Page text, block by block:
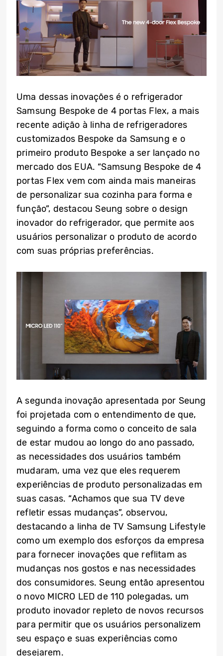
Uma dessas inovações é o refrigerador
Samsung Bespoke de 4 portas Flex, a mais
recente adição à linha de refrigeradores
customizados Bespoke da Samsung e o
primeiro produto Bespoke a ser lançado no
mercado dos EUA. “Samsung Bespoke de 4
portas Flex vem com ainda mais maneiras
de personalizar sua cozinha para forma e
função”, destacou Seung sobre o design
inovador do refrigerador, que permite aos
usuários personalizar o produto de acordo
com suas próprias preferências.
A segunda inovação apresentada por Seung
foi projetada com o entendimento de que,
seguindo a forma como o conceito de sala
de estar mudou ao longo do ano passado,
as necessidades dos usuários também
mudaram, uma vez que eles requerem
experiências de produto personalizadas em
suas casas. “Achamos que sua TV deve
refletir essas mudanças”, observou,
destacando a linha de TV Samsung Lifestyle
como um exemplo dos esforços da empresa
para fornecer inovações que reflitam as
mudanças nos gostos e nas necessidades
dos consumidores. Seung então apresentou
o novo MICRO LED de 110 polegadas, um
produto inovador repleto de novos recursos
para permitir que os usuários personalizem
seu espaço e suas experiências como
desejarem.